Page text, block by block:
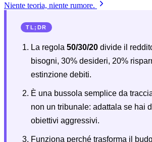
Niente teoria, niente rumore.
TL;DR
La regola 50/30/20 divide il
bisogni, 30% desideri, 20%
estinzione debiti.
È una bussola semplice da
non un tribunale: adattala se hai
obiettivi aggressivi.
Funziona perché trasforma il